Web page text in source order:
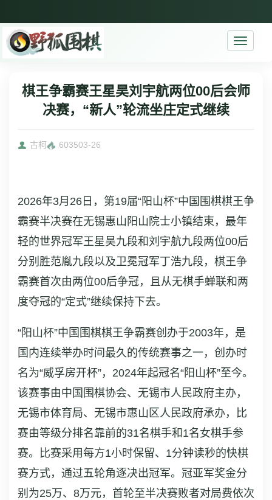
Toggle
棋王争霸赛王星昊刘宇航两位00后会师
决赛，“新人”轮流坐庄定式继续
古柯 603503-26
2026年3月26日，第19届“阳山杯”中国围棋棋王争
霸赛半决赛在无锡惠山阳山院士小镇结束，最年
轻的世界冠军王星昊九段和刘宇航九段两位00后
分别胜范胤九段以及卫冕冠军丁浩九段，棋王争
霸赛首次由两位00后争冠，且从无棋手蝉联和两
度夺冠的“定式”继续保持下去。
“阳山杯”中国围棋棋王争霸赛创办于2003年，是
国内连续举办时间最久的传统赛事之一，创办时
名为“威孚房开杯”，2024年起冠名“阳山杯”至今。
该赛事由中国围棋协会、无锡市人民政府主办，
无锡市体育局、无锡市惠山区人民政府承办，比
赛由等级分排名靠前的31名棋手和1名女棋手参
赛。比赛采用每方1小时保留、1分钟读秒的快棋
赛方式，通过五轮角逐决出冠军。冠亚军奖金分
别为25万、8万元，首轮至半决赛败者对局费依次